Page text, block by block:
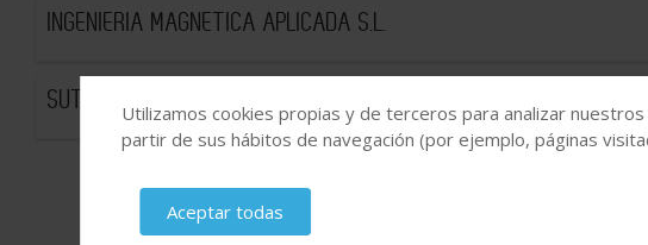
INGENIERIA MAGNETICA APLICADA S.L.
SUTEIN, S.L.Utilizamos cookies propias y de terceros para analizar
partir de sus hábitos de navegación (por ejemplo, páginas
Aceptar todas